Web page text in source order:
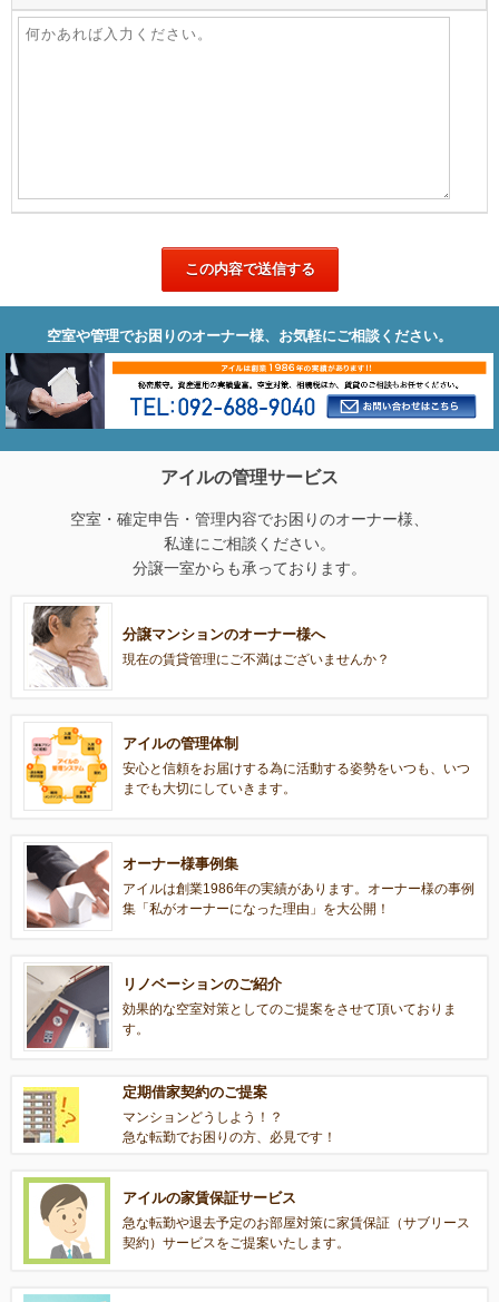
空室や管理でお困りのオーナー様、お気軽にご相談ください。
アイルの管理サービス
空室・確定申告・管理内容でお困りのオーナー様、
私達にご相談ください。
分譲一室からも承っております。
分譲マンションのオーナー様へ
現在の賃貸管理にご不満はございませんか？
アイルの管理体制
安心と信頼をお届けする為に活動する姿勢をいつも、いつ
までも大切にしていきます。
オーナー様事例集
アイルは創業1986年の実績があります。オーナー様の事例
集「私がオーナーになった理由」を大公開！
リノベーションのご紹介
効果的な空室対策としてのご提案をさせて頂いておりま
す。
定期借家契約のご提案
マンションどうしよう！？
急な転勤でお困りの方、必見です！
アイルの家賃保証サービス
急な転勤や退去予定のお部屋対策に家賃保証（サブリース
契約）サービスをご提案いたします。